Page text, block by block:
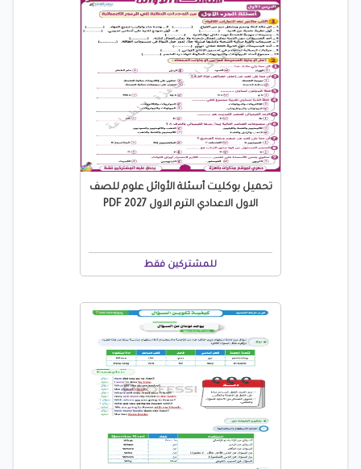
تحميل بوكليت أسئلة الأوائل علوم للصف
الاول الاعدادي الترم الاول 2027 PDF
للمشتركين فقط